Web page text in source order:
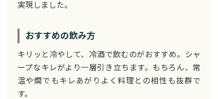
実現しました。
おすすめの飲み方
キリッと冷やして、冷酒で飲むのがおすすめ。シャ
ープなキレがより一層引き立ちます。もちろん、常
温や燗でもキレあがりよく料理との相性も抜群で
す。